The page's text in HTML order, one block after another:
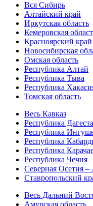
Вся Сибирь
Алтайский край
Иркутская область
Кемеровская
Красноярский край
Новосибирская
Омская область
Республика Алтай
Республика Тыва
Республика
Томская область
Весь Кавказ
Республика
Республика
Республика
Республика
Республика Чечня
Северная Осетия –
Ставропольский
Весь Дальний
Амурская область